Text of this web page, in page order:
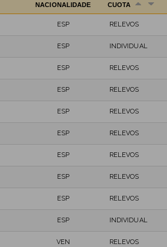
NACIONALIDADE CUOTA
ESP RELEVOS
ESP INDIVIDUAL
ESP RELEVOS
ESP RELEVOS
ESP RELEVOS
ESP RELEVOS
ESP RELEVOS
ESP RELEVOS
ESP RELEVOS
ESP INDIVIDUAL
VEN RELEVOS